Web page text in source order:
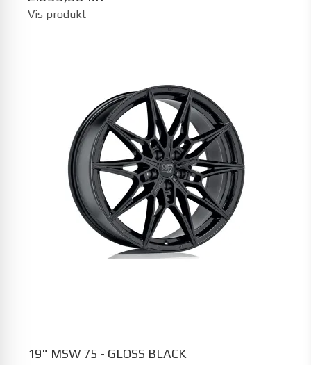
Vis produkt
19" MSW 75 - GLOSS BLACK